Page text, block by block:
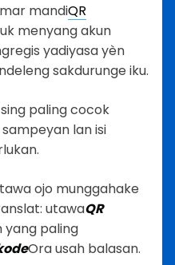
mandiQR
menyang akun
yadiyasa yèn
sakdurunge iku.
sing paling cocok
lan isi
ojo munggahake
utawaQR
yang paling
Ora usah balasan.